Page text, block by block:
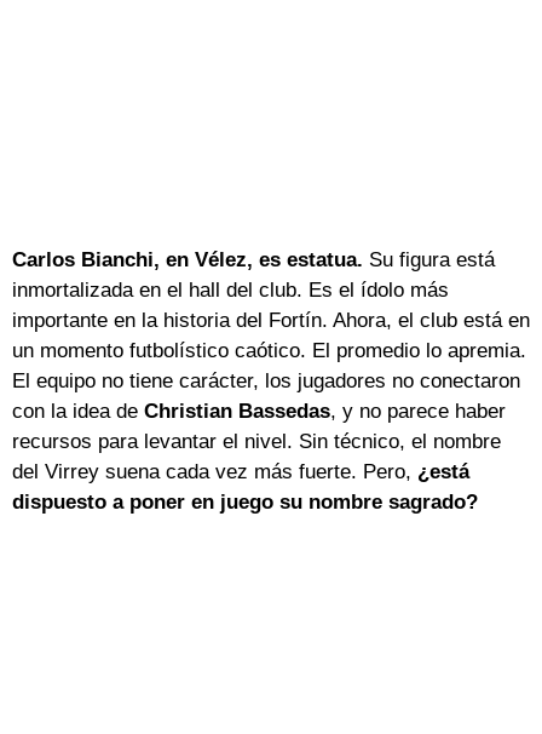
Carlos Bianchi, en Vélez, es estatua. Su figura está
inmortalizada en el hall del club. Es el ídolo más
importante en la historia del Fortín. Ahora, el club está en
un momento futbolístico caótico. El promedio lo apremia.
El equipo no tiene carácter, los jugadores no conectaron
con la idea de Christian Bassedas, y no parece haber
recursos para levantar el nivel. Sin técnico, el nombre
del Virrey suena cada vez más fuerte. Pero, ¿está
dispuesto a poner en juego su nombre sagrado?